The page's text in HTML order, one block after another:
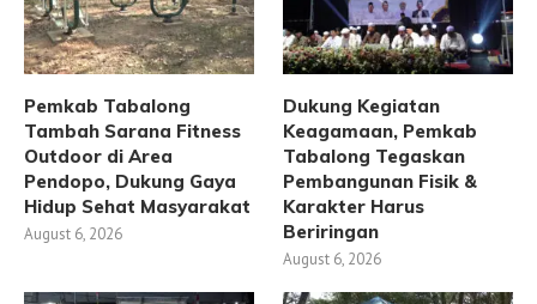
Pemkab Tabalong
Tambah Sarana Fitness
Outdoor di Area
Pendopo, Dukung Gaya
Hidup Sehat Masyarakat
August 6, 2026
Dukung Kegiatan
Keagamaan, Pemkab
Tabalong Tegaskan
Pembangunan Fisik &
Karakter Harus
Beriringan
August 6, 2026